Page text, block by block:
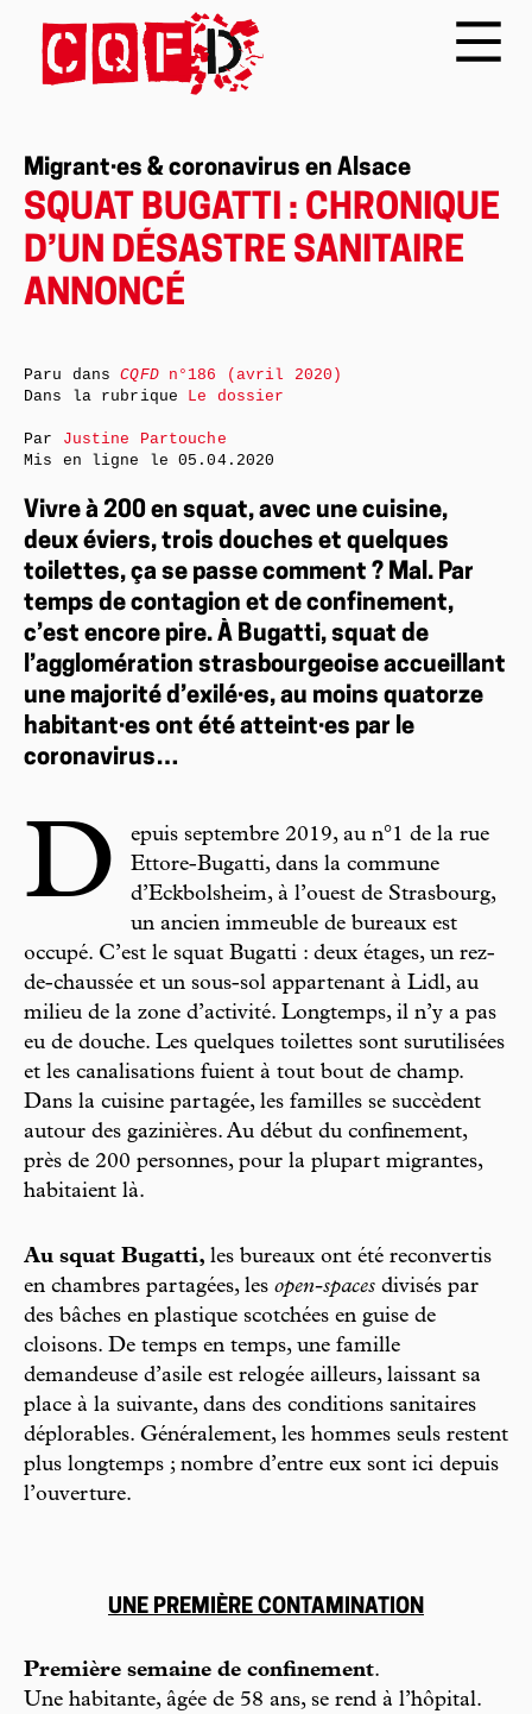
Migrant·es & coronavirus en Alsace
SQUAT BUGATTI : CHRONIQUE
D’UN DÉSASTRE SANITAIRE
ANNONCÉ
Vivre à 200 en squat, avec une cuisine,
deux éviers, trois douches et quelques
toilettes, ça se passe comment ? Mal. Par
temps de contagion et de confinement,
c’est encore pire. À Bugatti, squat de
l’agglomération strasbourgeoise accueillant
une majorité d’exilé·es, au moins quatorze
habitant·es ont été atteint·es par le
coronavirus…
D
epuis septembre 2019, au n°1 de la rue
Ettore-Bugatti, dans la commune
d’Eckbolsheim, à l’ouest de Strasbourg,
un ancien immeuble de bureaux est
occupé. C’est le squat Bugatti : deux étages, un rez-
de-chaussée et un sous-sol appartenant à Lidl, au
milieu de la zone d’activité. Longtemps, il n’y a pas
eu de douche. Les quelques toilettes sont surutilisées
et les canalisations fuient à tout bout de champ.
Dans la cuisine partagée, les familles se succèdent
autour des gazinières. Au début du confinement,
près de 200 personnes, pour la plupart migrantes,
habitaient là.
Au squat Bugatti, les bureaux ont été reconvertis
en chambres partagées, les open-spaces divisés par
des bâches en plastique scotchées en guise de
cloisons. De temps en temps, une famille
demandeuse d’asile est relogée ailleurs, laissant sa
place à la suivante, dans des conditions sanitaires
déplorables. Généralement, les hommes seuls restent
plus longtemps ; nombre d’entre eux sont ici depuis
l’ouverture.
UNE PREMIÈRE CONTAMINATION
Première semaine de confinement.
Une habitante, âgée de 58 ans, se rend à l’hôpital.
Paru dansCQFDn°186 (avril 2020)
Dans la rubrique Le dossier
Par Justine Partouche
Mis en ligne le05.04.2020